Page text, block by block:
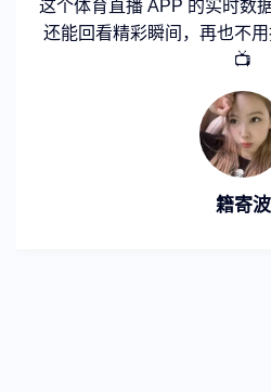
这个体育直播 APP 的实时数
还能回看精彩瞬间，再也不
📺
籍寄波